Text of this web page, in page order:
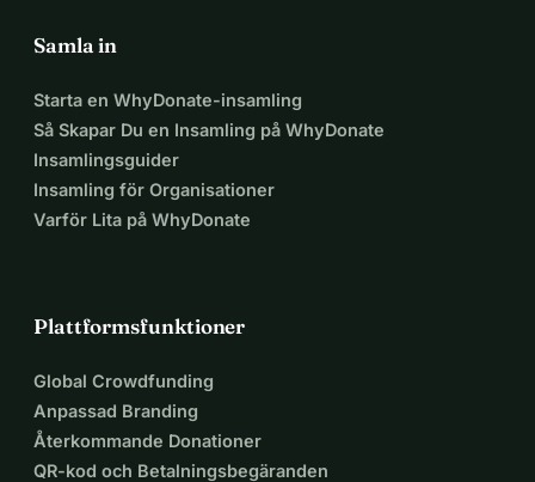
Samla in
Starta en WhyDonate-insamling
Så Skapar Du en Insamling på WhyDonate
Insamlingsguider
Insamling för Organisationer
Varför Lita på WhyDonate
Plattformsfunktioner
Global Crowdfunding
Anpassad Branding
Återkommande Donationer
QR-kod och Betalningsbegäranden